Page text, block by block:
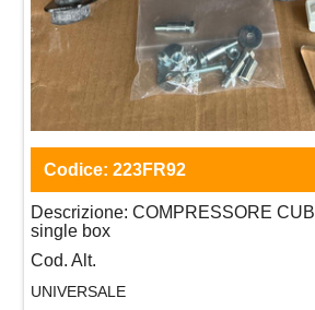
Codice: 223FR92
Descrizione: COMPRESSORE
single box
Cod. Alt.
UNIVERSALE